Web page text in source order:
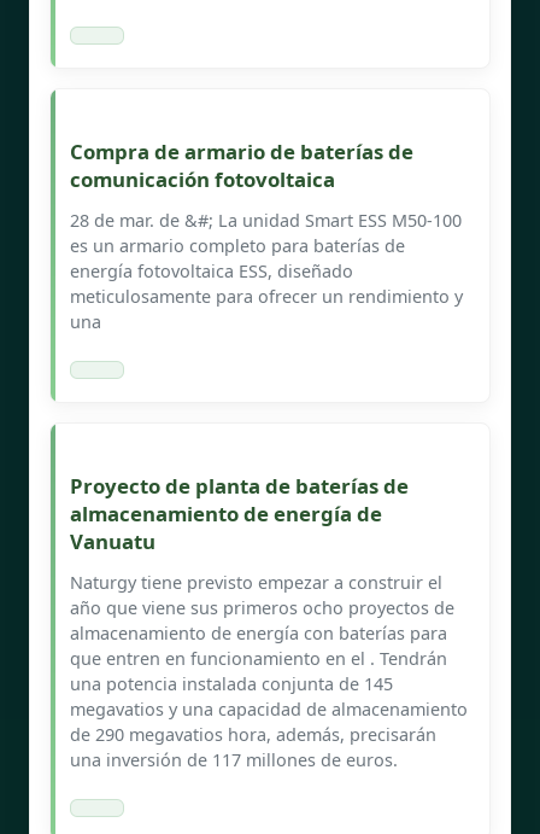
Compra de armario de baterías de
comunicación fotovoltaica
28 de mar. de &#; La unidad Smart ESS M50-100
es un armario completo para baterías de
energía fotovoltaica ESS, diseñado
meticulosamente para ofrecer un rendimiento y
una
Proyecto de planta de baterías de
almacenamiento de energía de
Vanuatu
Naturgy tiene previsto empezar a construir el
año que viene sus primeros ocho proyectos de
almacenamiento de energía con baterías para
que entren en funcionamiento en el . Tendrán
una potencia instalada conjunta de 145
megavatios y una capacidad de almacenamiento
de 290 megavatios hora, además, precisarán
una inversión de 117 millones de euros.